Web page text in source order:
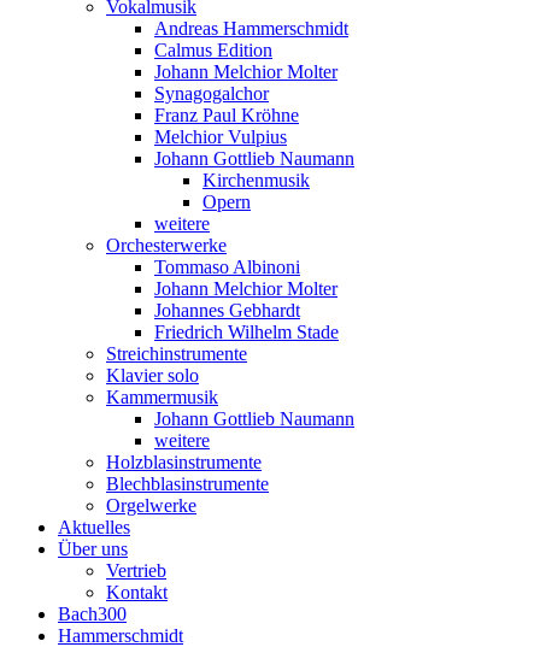
Vokalmusik
Andreas Hammerschmidt
Calmus Edition
Johann Melchior Molter
Synagogalchor
Franz Paul Kröhne
Melchior Vulpius
Johann Gottlieb Naumann
Kirchenmusik
Opern
weitere
Orchesterwerke
Tommaso Albinoni
Johann Melchior Molter
Johannes Gebhardt
Friedrich Wilhelm Stade
Streichinstrumente
Klavier solo
Kammermusik
Johann Gottlieb Naumann
weitere
Holzblasinstrumente
Blechblasinstrumente
Orgelwerke
Aktuelles
Über uns
Vertrieb
Kontakt
Bach300
Hammerschmidt